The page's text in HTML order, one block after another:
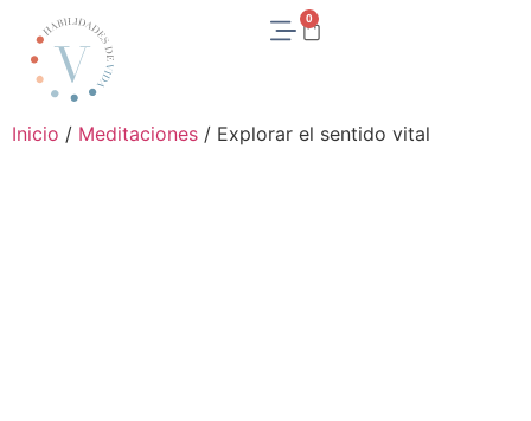
0
Inicio / Meditaciones / Explorar el sentido vital